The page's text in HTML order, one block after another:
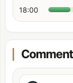
18:00